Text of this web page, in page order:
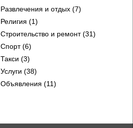
Развлечения и отдых (7)
Религия (1)
Строительство и ремонт (31)
Спорт (6)
Такси (3)
Услуги (38)
Объявления (11)